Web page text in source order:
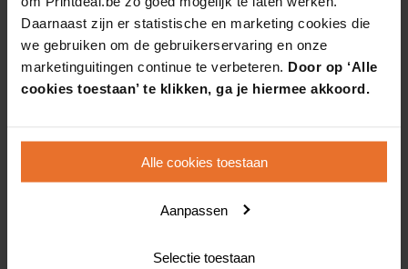
Daarnaast zijn er statistische en marketing cookies die
we gebruiken om de gebruikerservaring en onze
marketinguitingen continue te verbeteren. Door op ‘Alle
cookies toestaan’ te klikken, ga je hiermee akkoord.
Alle cookies toestaan
Aanpassen
Selectie toestaan